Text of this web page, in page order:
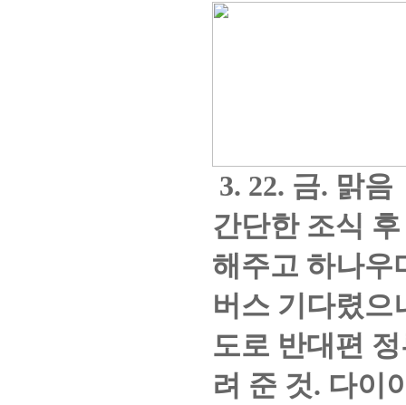
3. 22. 금. 맑음
간단한 조식
해주고 하나우
버스 기다렸
도로 반대편
려 준 것. 다이